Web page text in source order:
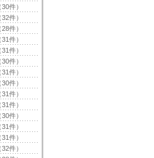
30件）
32件）
28件）
31件）
31件）
30件）
31件）
30件）
31件）
31件）
30件）
31件）
31件）
32件）